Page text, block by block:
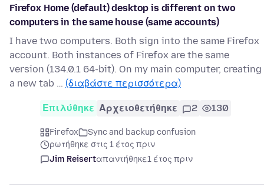
Firefox Home (default) desktop is different on two
computers in the same house (same accounts)
I have two computers. Both sign into the same Firefox
account. Both instances of Firefox are the same
version (134.0.1 64-bit). On my main computer, creating
a new tab … (διαβάστε περισσότερα)
Επιλύθηκε Αρχειοθετήθηκε 2 130
Firefox
Sync and backup confusion
ρωτήθηκε στις 1 έτος πριν
Jim Reisertαπαντήθηκε1 έτος πριν